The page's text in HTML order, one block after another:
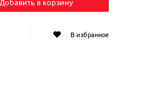
Добавить в корзину
В избранное